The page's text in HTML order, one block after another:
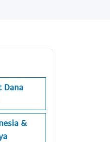
Dana
&